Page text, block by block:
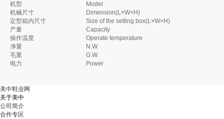
机型
Model
机械尺寸
Dimension(L×W×H)
定型箱内尺寸
Size of the setting box(L×W×H)
产量
Capacity
操作温度
Operate temperature
净重
N.W.
毛重
G.W.
电力
Power
美中鞋业网
关于美中
公司简介
合作专区